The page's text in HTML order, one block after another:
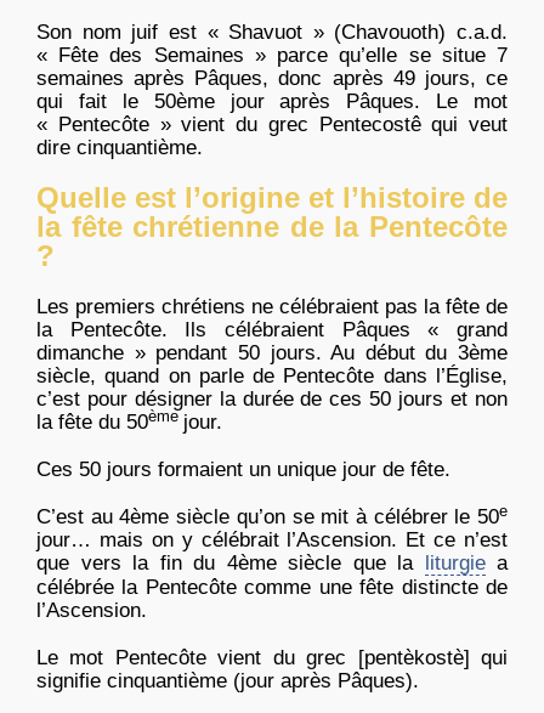
Son nom juif est « Shavuot » (Chavouoth) c.a.d.
« Fête des Semaines » parce qu’elle se situe 7
semaines après Pâques, donc après 49 jours, ce
qui fait le 50ème jour après Pâques. Le mot
« Pentecôte » vient du grec Pentecostê qui veut
dire cinquantième.
Quelle est l’origine et l’histoire de
la fête chrétienne de la Pentecôte
?
Les premiers chrétiens ne célébraient pas la fête de
la Pentecôte. Ils célébraient Pâques « grand
dimanche » pendant 50 jours. Au début du 3ème
siècle, quand on parle de Pentecôte dans l’Église,
c’est pour désigner la durée de ces 50 jours et non
la fête du 50ème jour.
Ces 50 jours formaient un unique jour de fête.
C’est au 4ème siècle qu’on se mit à célébrer le 50e
jour… mais on y célébrait l’Ascension. Et ce n’est
que vers la fin du 4ème siècle que la
liturgiea
célébrée la Pentecôte comme une fête distincte de
l’Ascension.
Le mot Pentecôte vient du grec [pentèkostè] qui
signifie cinquantième (jour après Pâques).